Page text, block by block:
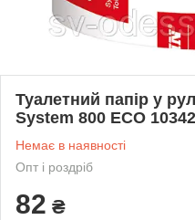
Туалетний папір у
System 800 ECO
Немає в наявності
Опт і роздріб
82 ₴